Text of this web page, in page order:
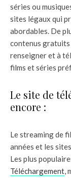
séries ou
sites légaux qui
abordables. De
contenus gratuits
renseigner et à
films et séries
Le site de
encore :
Le streaming de
années et les
Les plus
Téléchargement,